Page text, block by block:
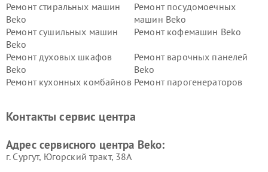
Ремонт стиральных машин
Beko
Ремонт посудомоечных
машин Beko
Ремонт сушильных машин
Beko
Ремонт кофемашин Beko
Ремонт духовых шкафов
Beko
Ремонт варочных панелей
Beko
Ремонт кухонных комбайнов Ремонт парогенераторов
Ремонт холодильников Beko Ремонт морозильных камер
Контакты сервис центра
Адрес сервисного центра Beko:
г. Сургут, Югорский тракт, 38А